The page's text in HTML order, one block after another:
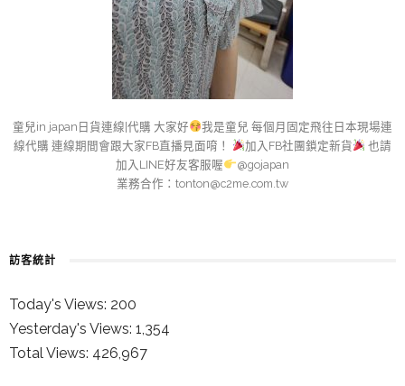
童兒in japan日貨連線|代購 大家好
我是童兒 每個月固定飛往日本現場連
線代購 連線期間會跟大家FB直播見面唷！
加入FB社團鎖定新貨
也請
加入LINE好友客服喔
@gojapan
業務合作： tonton@c2me.com.tw
訪客統計
Today's Views: 200
Yesterday's Views: 1,354
Total Views: 426,967